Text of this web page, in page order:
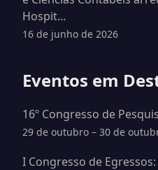
Hospit...
16 de junho de 2026
Eventos em
16º Congresso de
29 de outubro – 30 de
I Congresso de